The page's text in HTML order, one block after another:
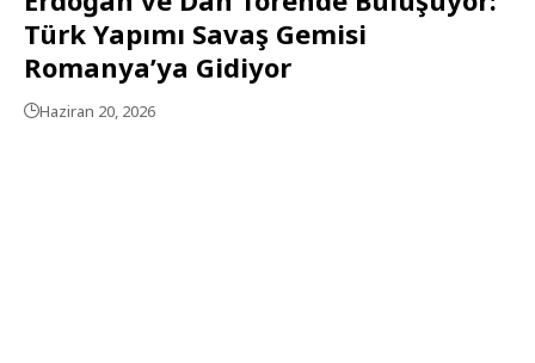
Türk Yapımı Savaş Gemisi
Romanya’ya Gidiyor
Haziran 20, 2026